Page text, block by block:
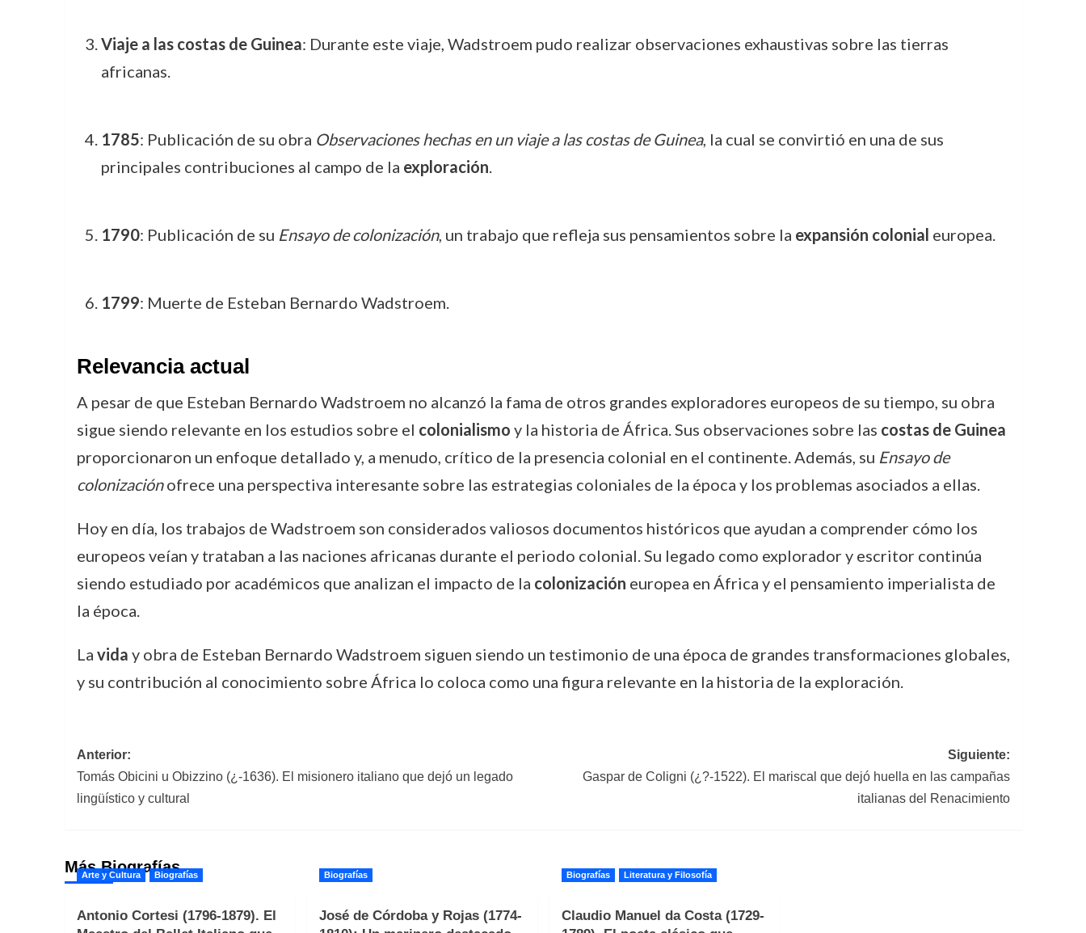
Viaje a las costas de Guinea: Durante este viaje, Wadstroem pudo realizar observaciones exhaustivas sobre las tierras
africanas.
1785: Publicación de su obra Observaciones hechas en un viaje a las costas de Guinea, la cual se convirtió en una de sus
principales contribuciones al campo de la exploración.
1790: Publicación de su Ensayo de colonización, un trabajo que refleja sus pensamientos sobre la expansión colonial europea.
1799: Muerte de Esteban Bernardo Wadstroem.
Relevancia actual
A pesar de que Esteban Bernardo Wadstroem no alcanzó la fama de otros grandes exploradores europeos de su tiempo, su obra
sigue siendo relevante en los estudios sobre el colonialismo y la historia de África. Sus observaciones sobre las costas de Guinea
proporcionaron un enfoque detallado y, a menudo, crítico de la presencia colonial en el continente. Además, su Ensayo de
colonizaciónofrece una perspectiva interesante sobre las estrategias coloniales de la época y los problemas asociados a ellas.
Hoy en día, los trabajos de Wadstroem son considerados valiosos documentos históricos que ayudan a comprender cómo los
europeos veían y trataban a las naciones africanas durante el periodo colonial. Su legado como explorador y escritor continúa
siendo estudiado por académicos que analizan el impacto de la colonización europea en África y el pensamiento imperialista de
la época.
La vida y obra de Esteban Bernardo Wadstroem siguen siendo un testimonio de una época de grandes transformaciones globales,
y su contribución al conocimiento sobre África lo coloca como una figura relevante en la historia de la exploración.
Navegación
de
Anterior:
Tomás Obicini u Obizzino (¿-1636). El misionero italiano que dejó un legado
lingüístico y cultural
Siguiente:
Gaspar de Coligni (¿?-1522). El mariscal que dejó huella en las campañas
italianas del Renacimiento
Más Biografías
Arte y Cultura Biografías
Antonio Cortesi (1796-1879). El
Biografías
José de Córdoba y Rojas (1774-
Biografías Literatura y Filosofía
Claudio Manuel da Costa (1729-